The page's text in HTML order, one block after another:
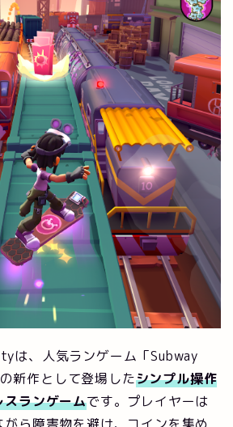
は、人気ランゲーム「Subway
新作として登場したシンプル操作
スランゲームです。プレイヤーは